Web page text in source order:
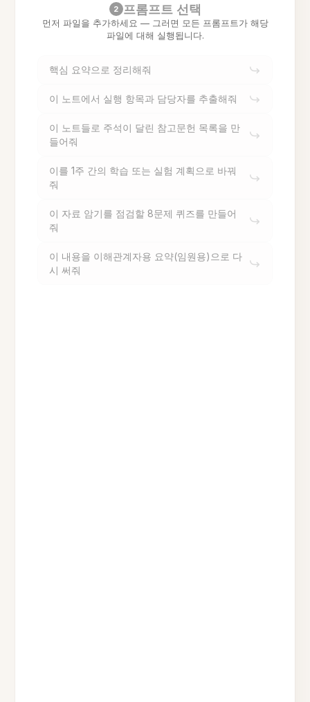
2 프롬프트 선택
먼저 파일을 추가하세요 — 그러면 모든 프롬프트가 해당
파일에 대해 실행됩니다.
핵심 요약으로 정리해줘
이 노트에서 실행 항목과 담당자를 추출해줘
이 노트들로 주석이 달린 참고문헌 목록을 만
들어줘
이를 1주 간의 학습 또는 실험 계획으로 바꿔
줘
이 자료 암기를 점검할 8문제 퀴즈를 만들어
줘
이 내용을 이해관계자용 요약(임원용)으로 다
시 써줘